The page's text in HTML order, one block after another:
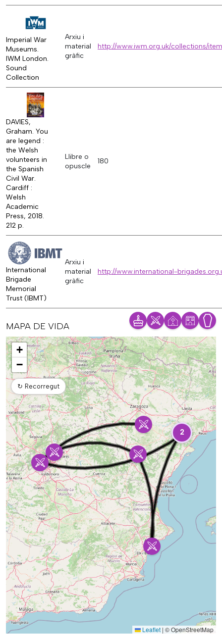
Imperial War
Museums.
IWM London.
Sound
Collection
Arxiu i
material
gràfic
http://www.iwm.org.uk/collections/
DAVIES,
Graham. You
are legend :
the Welsh
volunteers in
the Spanish
Civil War.
Cardiff :
Welsh
Academic
Press, 2018.
212 p.
Llibre o
opuscle
180
International
Brigade
Memorial
Trust (IBMT)
Arxiu i
material
gràfic
http://www.international-
MAPA DE VIDA
Mapa
2
+
−
↻ Recorregut
Leaflet | © OpenStreetMap